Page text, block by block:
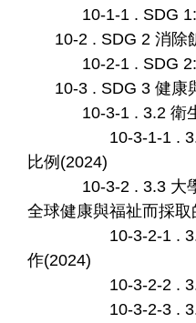
10-1-1 . SDG
10-2 . SDG 2 消除
10-2-1 . SDG
10-3 . SDG 3 健康
10-3-1 . 3.2 衛
10-3-1-1 .
比例(2024)
10-3-2 . 3.3 大
全球健康與福祉而採取
10-3-2-1 .
作(2024)
10-3-2-2 .
10-3-2-3 .